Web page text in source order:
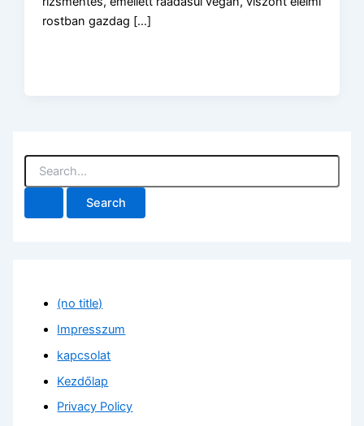
rostban gazdag […]
S
a
(no title)
Impresszum
kapcsolat
Kezdőlap
Privacy Policy